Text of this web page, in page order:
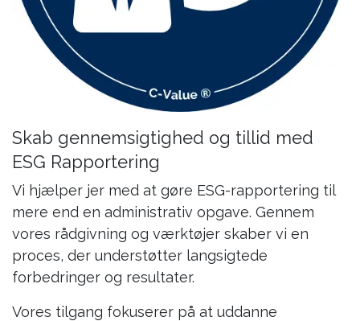
Skab gennemsigtighed og tillid med
ESG Rapportering
Vi hjælper jer med at gøre ESG-rapportering til
mere end en administrativ opgave. Gennem
vores rådgivning og værktøjer skaber vi en
proces, der understøtter langsigtede
forbedringer og resultater.
Vores tilgang fokuserer på at uddanne